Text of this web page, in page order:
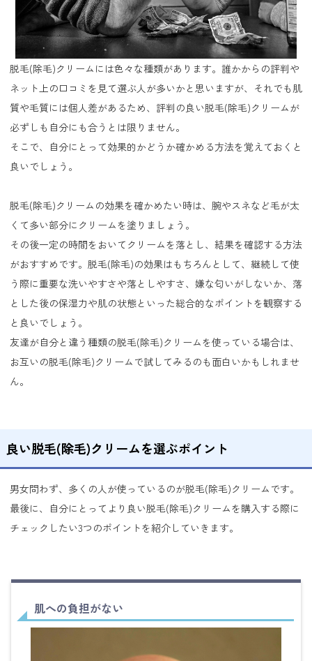
脱毛(除毛)クリームには色々な種類があります。誰かからの評判や
ネット上の口コミを見て選ぶ人が多いかと思いますが、それでも肌
質や毛質には個人差があるため、評判の良い脱毛(除毛)クリームが
必ずしも自分にも合うとは限りません。
そこで、自分にとって効果的かどうか確かめる方法を覚えておくと
良いでしょう。
脱毛(除毛)クリームの効果を確かめたい時は、腕やスネなど毛が太
くて多い部分にクリームを塗りましょう。
その後一定の時間をおいてクリームを落とし、結果を確認する方法
がおすすめです。脱毛(除毛)の効果はもちろんとして、継続して使
う際に重要な洗いやすさや落としやすさ、嫌な匂いがしないか、落
とした後の保湿力や肌の状態といった総合的なポイントを観察する
と良いでしょう。
友達が自分と違う種類の脱毛(除毛)クリームを使っている場合は、
お互いの脱毛(除毛)クリームで試してみるのも面白いかもしれませ
ん。
良い脱毛(除毛)クリームを選ぶポイント
男女問わず、多くの人が使っているのが脱毛(除毛)クリームです。
最後に、自分にとってより良い脱毛(除毛)クリームを購入する際に
チェックしたい3つのポイントを紹介していきます。
肌への負担がない